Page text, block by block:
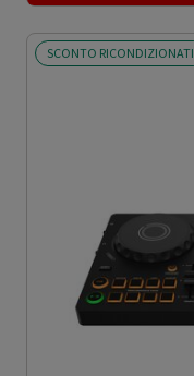
SCONTO RICONDIZIONATI